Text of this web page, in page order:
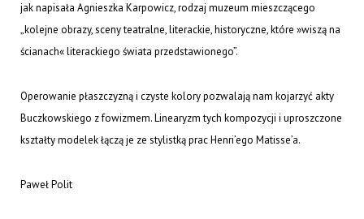
jak napisała Agnieszka Karpowicz, rodzaj muzeum mieszczącego
„kolejne obrazy, sceny teatralne, literackie, historyczne, które »wiszą na
ścianach« literackiego świata przedstawionego”.
Operowanie płaszczyzną i czyste kolory pozwalają nam kojarzyć akty
Buczkowskiego z fowizmem. Linearyzm tych kompozycji i uproszczone
kształty modelek łączą je ze stylistką prac Henri’ego Matisse’a.
Paweł Polit